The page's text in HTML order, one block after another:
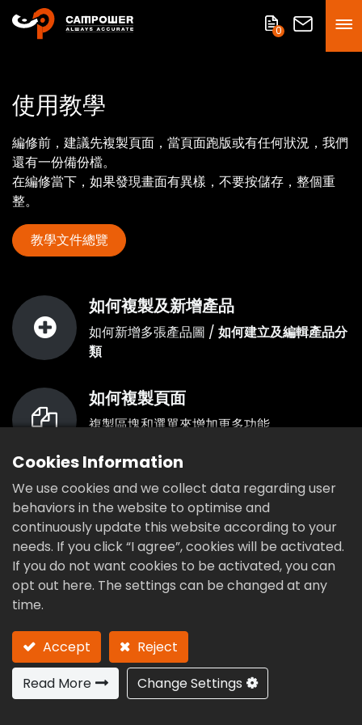
0
使用教學
編修前，建議先複製頁面，當頁面跑版或有任何狀況，我們
還有一份備份檔。
在編修當下，如果發現畫面有異樣，不要按儲存，整個重
整。
教學文件總覽
如何複製及新增產品
如何新增多張產品圖 / 如何建立及編輯產品分
類
如何複製頁面
複製區塊和選單來增加更多功能
喜歡的區塊 儲存為模板
將區塊儲存用在其他頁面
選單及連結
基本編輯區塊
Cookies Information
We use cookies and we collect data regarding user
behaviors in the website to optimise and
continuously update this website according to your
needs. If you click “I agree”, cookies will be activated.
If you do not want cookies to be activated, you can
opt out here. The settings can be changed at any
time.
Accept
Reject
Read More
Change Settings